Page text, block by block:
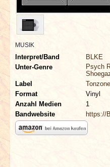
SPECIALS
REDAKTION
LINKS
ARCHIV
MUSIK
Interpret/Band
BLKE
Unter-Genre
Psych
Label
Format
Vinyl
Anzahl Medien
1
Bandwebsite
https://